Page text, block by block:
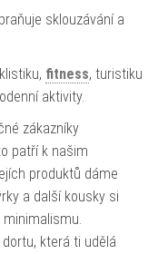
sklouzávání a
fitness, turistiku
aktivity.
zákazníky
patří k našim
produktů dáme
a další kousky si
která ti udělá